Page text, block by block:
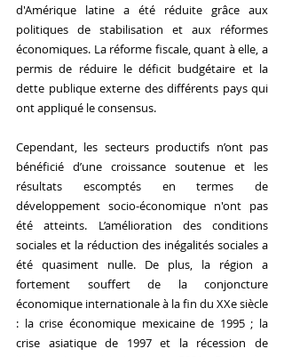
d'Amérique latine a été réduite grâce aux
politiques de stabilisation et aux réformes
économiques. La réforme fiscale, quant à elle, a
permis de réduire le déficit budgétaire et la
dette publique externe des différents pays qui
ont appliqué le consensus.
Cependant, les secteurs productifs n’ont pas
bénéficié d’une croissance soutenue et les
résultats escomptés en termes de
développement socio-économique n'ont pas
été atteints. L’amélioration des conditions
sociales et la réduction des inégalités sociales a
été quasiment nulle. De plus, la région a
fortement souffert de la conjoncture
économique internationale à la fin du XXe siècle
: la crise économique mexicaine de 1995 ; la
crise asiatique de 1997 et la récession de